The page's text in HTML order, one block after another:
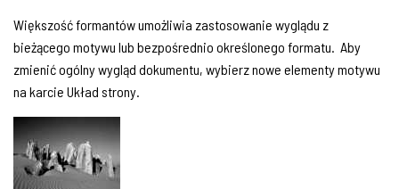
Większość formantów umożliwia zastosowanie wyglądu z
bieżącego motywu lub bezpośrednio określonego formatu. Aby
zmienić ogólny wygląd dokumentu, wybierz nowe elementy motywu
na karcie Układ strony.